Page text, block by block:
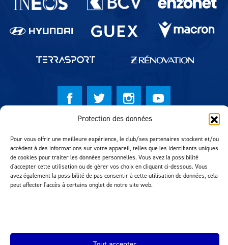
Protection des données
Pour vous offrir une meilleure expérience, le club/ses partenaires stockent et/ou
accèdent à des informations sur votre appareil, telles que les identifiants uniques
de cookies pour traiter les données personnelles. Vous avez la possibilité
d'accepter cette utilisation ou de gérer vos choix en cliquant ci-dessous. Vous
avez également la possibilité de pas consentir à cette utilisation de données, cela
peut affecter l'accès à certains onglet de notre site web.
Réalisation MTM Agency